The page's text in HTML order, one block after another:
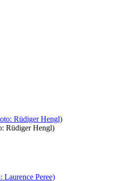
Rüdiger Hengl)